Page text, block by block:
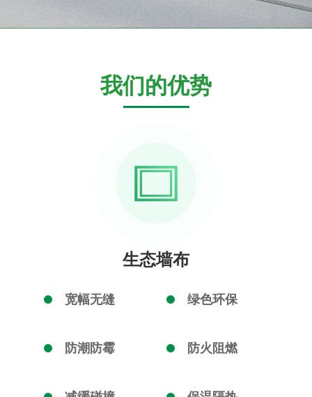
我们的优势
生态墙布
宽幅无缝 绿色环保
防潮防霉 防火阻燃